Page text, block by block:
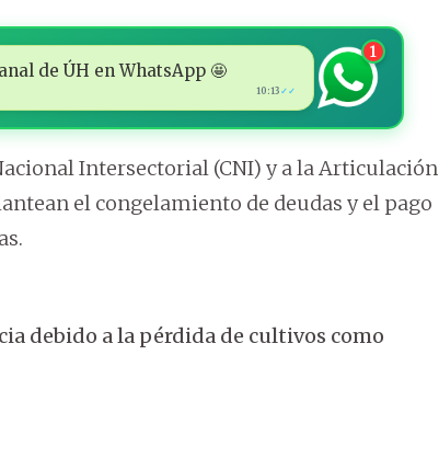
de ÚH en WhatsApp 🤩
10:13 ✓✓
1
Intersectorial (CNI) y a la Articulación
el congelamiento de deudas y el pago
debido a la pérdida de cultivos como